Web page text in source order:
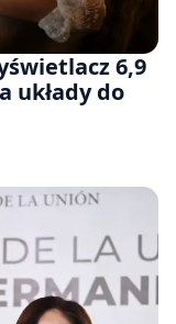
6,9
układy do